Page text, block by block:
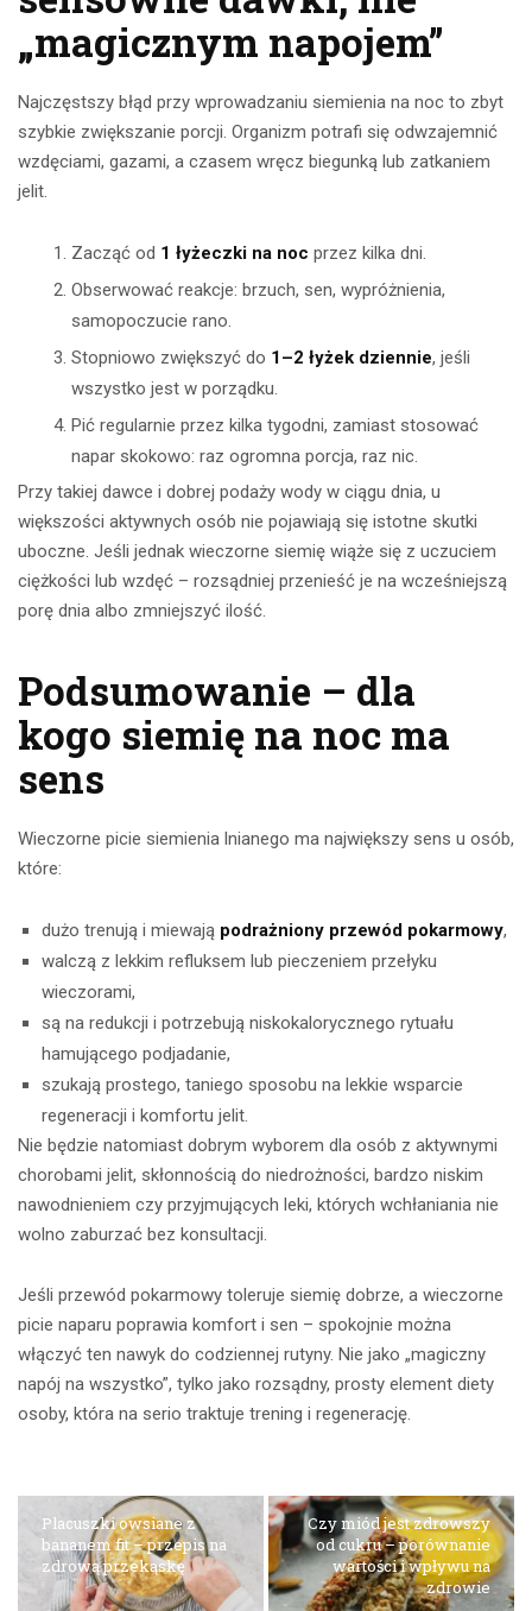
„magicznym napojem”
Najczęstszy błąd przy wprowadzaniu siemienia na noc to zbyt
szybkie zwiększanie porcji. Organizm potrafi się odwzajemnić
wzdęciami, gazami, a czasem wręcz biegunką lub zatkaniem
jelit.
Zacząć od 1 łyżeczki na noc przez kilka dni.
Obserwować reakcje: brzuch, sen, wypróżnienia,
samopoczucie rano.
Stopniowo zwiększyć do 1–2 łyżek dziennie, jeśli
wszystko jest w porządku.
Pić regularnie przez kilka tygodni, zamiast stosować
napar skokowo: raz ogromna porcja, raz nic.
Przy takiej dawce i dobrej podaży wody w ciągu dnia, u
większości aktywnych osób nie pojawiają się istotne skutki
uboczne. Jeśli jednak wieczorne siemię wiąże się z uczuciem
ciężkości lub wzdęć – rozsądniej przenieść je na wcześniejszą
porę dnia albo zmniejszyć ilość.
Podsumowanie – dla
kogo siemię na noc ma
sens
Wieczorne picie siemienia lnianego ma największy sens u osób,
które:
dużo trenują i miewają podrażniony przewód pokarmowy,
walczą z lekkim refluksem lub pieczeniem przełyku
wieczorami,
są na redukcji i potrzebują niskokalorycznego rytuału
hamującego podjadanie,
szukają prostego, taniego sposobu na lekkie wsparcie
regeneracji i komfortu jelit.
Nie będzie natomiast dobrym wyborem dla osób z aktywnymi
chorobami jelit, skłonnością do niedrożności, bardzo niskim
nawodnieniem czy przyjmujących leki, których wchłaniania nie
wolno zaburzać bez konsultacji.
Jeśli przewód pokarmowy toleruje siemię dobrze, a wieczorne
picie naparu poprawia komfort i sen – spokojnie można
włączyć ten nawyk do codziennej rutyny. Nie jako „magiczny
napój na wszystko”, tylko jako rozsądny, prosty element diety
osoby, która na serio traktuje trening i regenerację.
Placuszki owsiane z
bananem fit – przepis na
zdrową przekąskę
Czy miód jest zdrowszy
od cukru – porównanie
wartości i wpływu na
zdrowie